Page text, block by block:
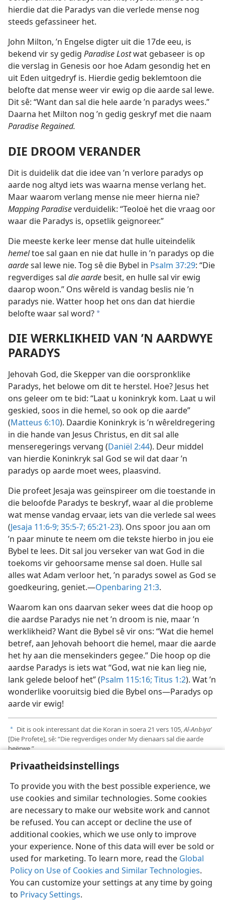
Privaatheidsinstellings
To provide you with the best possible experience, we
use cookies and similar technologies. Some cookies
are necessary to make our website work and cannot
be refused. You can accept or decline the use of
additional cookies, which we use only to improve
your experience. None of this data will ever be sold or
used for marketing. To learn more, read the Global
Policy on Use of Cookies and Similar Technologies.
You can customize your settings at any time by going
to Privacy Settings.
hierdie dat die Paradys van die verlede mense nog
steeds gefassineer het.
John Milton, ’n Engelse digter uit die 17de eeu, is
bekend vir sy gedig Paradise Lostwat gebaseer is op
die verslag in Genesis oor hoe Adam gesondig het en
uit Eden uitgedryf is. Hierdie gedig beklemtoon die
belofte dat mense weer vir ewig op die aarde sal lewe.
Dit sê: “Want dan sal die hele aarde ’n paradys wees.”
Daarna het Milton nog ’n gedig geskryf met die naam
Paradise Regained.
DIE DROOM VERANDER
Dit is duidelik dat die idee van ’n verlore paradys op
aarde nog altyd iets was waarna mense verlang het.
Maar waarom verlang mense nie meer hierna nie?
Mapping Paradiseverduidelik: “Teoloë het die vraag oor
waar die Paradys is, opsetlik geïgnoreer.”
Die meeste kerke leer mense dat hulle uiteindelik
hemeltoe sal gaan en nie dat hulle in ’n paradys op die
aardesal lewe nie. Tog sê die Bybel in Psalm 37:29: “Die
regverdiges sal die aarde besit, en hulle sal vir ewig
daarop woon.” Ons wêreld is vandag beslis nie ’n
paradys nie. Watter hoop het ons dan dat hierdie
belofte waar sal word? a
DIE WERKLIKHEID VAN ’N AARDWYE
PARADYS
Jehovah God, die Skepper van die oorspronklike
Paradys, het belowe om dit te herstel. Hoe? Jesus het
ons geleer om te bid: “Laat u koninkryk kom. Laat u wil
geskied, soos in die hemel, so ook op die aarde”
(Matteus 6:10). Daardie Koninkryk is ’n wêreldregering
in die hande van Jesus Christus, en dit sal alle
menseregerings vervang (Daniël 2:44). Deur middel
van hierdie Koninkryk sal God se wil dat daar ’n
paradys op aarde moet wees, plaasvind.
Die profeet Jesaja was geïnspireer om die toestande in
die beloofde Paradys te beskryf, waar al die probleme
wat mense vandag ervaar, iets van die verlede sal wees
(Jesaja 11:6-9; 35:5-7; 65:21-23). Ons spoor jou aan om
’n paar minute te neem om die tekste hierbo in jou eie
Bybel te lees. Dit sal jou verseker van wat God in die
toekoms vir gehoorsame mense sal doen. Hulle sal
alles wat Adam verloor het, ’n paradys sowel as God se
goedkeuring, geniet.—Openbaring 21:3.
Waarom kan ons daarvan seker wees dat die hoop op
die aardse Paradys nie net ’n droom is nie, maar ’n
werklikheid? Want die Bybel sê vir ons: “Wat die hemel
betref, aan Jehovah behoort die hemel, maar die aarde
het hy aan die mensekinders gegee.” Die hoop op die
aardse Paradys is iets wat “God, wat nie kan lieg nie,
lank gelede beloof het” (Psalm 115:16; Titus 1:2). Wat ’n
wonderlike vooruitsig bied die Bybel ons—Paradys op
aarde vir ewig!
a Dit is ook interessant dat die Koran in soera 21 vers 105,Al-Anbiya’
[Die Profete], sê: “Die regverdiges onder My dienaars sal die aarde
beërwe.”